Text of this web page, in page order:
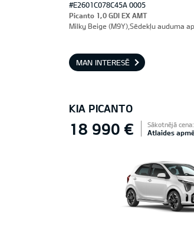
#E2601C078C45A 0005
Picanto 1,0 GDI EX AMT
Milky Beige (M9Y),Sēdekļu auduma
MAN INTERESĒ
KIA PICANTO
18 990 € Sākotnējā
Atlaides